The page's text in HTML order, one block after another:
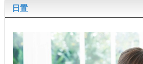
日置